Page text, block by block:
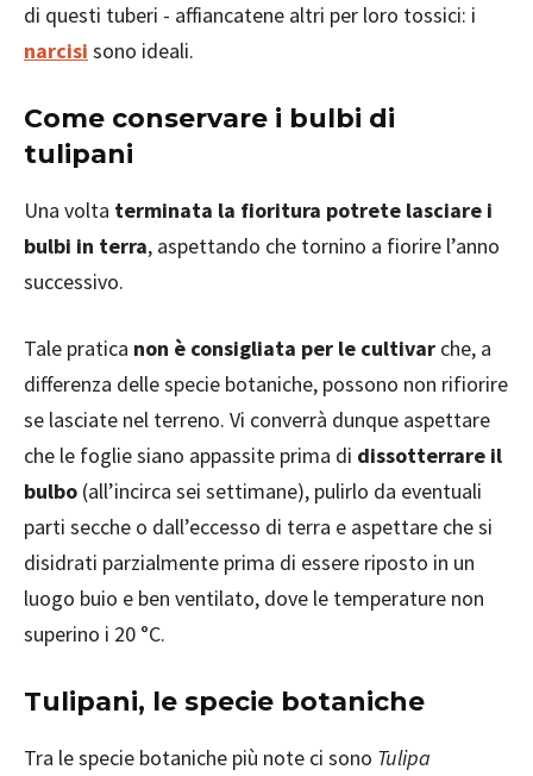
di questi tuberi - affiancatene altri per loro tossici: i
narcisi sono ideali.
Come conservare i bulbi di
tulipani
Una volta terminata la fioritura potrete lasciare i
bulbi in terra, aspettando che tornino a fiorire l’anno
successivo.
Tale pratica non è consigliata per le cultivar che, a
differenza delle specie botaniche, possono non rifiorire
se lasciate nel terreno. Vi converrà dunque aspettare
che le foglie siano appassite prima di dissotterrare il
bulbo (all’incirca sei settimane), pulirlo da eventuali
parti secche o dall’eccesso di terra e aspettare che si
disidrati parzialmente prima di essere riposto in un
luogo buio e ben ventilato, dove le temperature non
superino i 20 °C.
Tulipani, le specie botaniche
Tra le specie botaniche più note ci sono Tulipa